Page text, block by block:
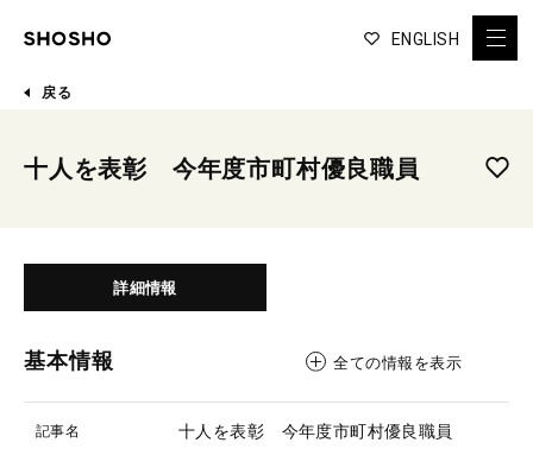
ENGLISH
戻る
十人を表彰 今年度市町村優良職員
詳細情報
基本情報 全ての情報を表示
記事名 十人を表彰 今年度市町村優良職員